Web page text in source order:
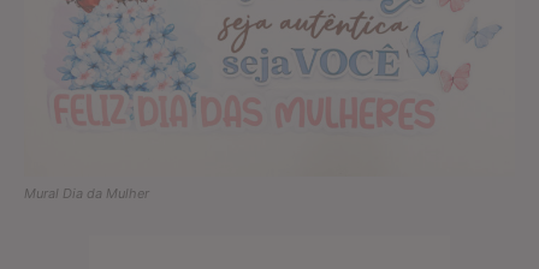
Mural Dia da Mulher